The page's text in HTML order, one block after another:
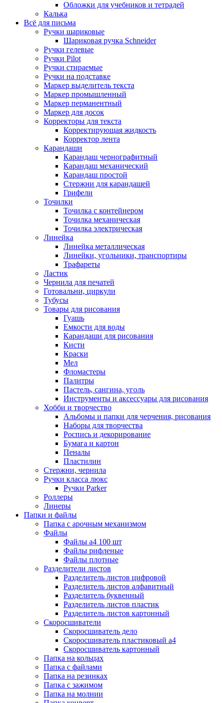
Обложки для учебников и тетрадей
Калька
Всё для письма
Ручки шариковые
Шариковая ручка Schneider
Ручки гелевые
Ручки Pilot
Ручки стираемые
Ручки на подставке
Маркер выделитель текста
Маркер промышленный
Маркер перманентный
Маркер для досок
Корректоры для текста
Корректирующая жидкость
Корректор лента
Карандаши
Карандаш чернографитный
Карандаш механический
Карандаш простой
Стержни для карандашей
Грифели
Точилки
Точилка с контейнером
Точилка механическая
Точилка электрическая
Линейка
Линейка металлическая
Линейки, угольники, транспортиры
Трафареты
Ластик
Чернила для печатей
Готовальни, циркули
Тубусы
Товары для рисования
Гуашь
Емкости для воды
Карандаши для рисования
Кисти
Краски
Мел
Фломастеры
Палитры
Пастель, сангина, уголь
Инструменты и аксессуары для рисования
Хобби и творчество
Альбомы и папки для черчения, рисования
Наборы для творчества
Роспись и декорирование
Бумага и картон
Пеналы
Пластилин
Стержни, чернила
Ручки класса люкс
Ручки Parker
Роллеры
Линеры
Папки и файлы
Папка с арочным механизмом
Файлы
Файлы а4 100 шт
Файлы рифленые
Файлы плотные
Разделители листов
Разделитель листов цифровой
Разделитель листов алфавитный
Разделитель буквенный
Разделитель листов пластик
Разделитель листов картонный
Скоросшиватели
Скоросшиватель дело
Скоросшиватель пластиковый а4
Скоросшиватель картонный
Папка на кольцах
Папка с файлами
Папка на резинках
Папка с зажимом
Папка на молнии